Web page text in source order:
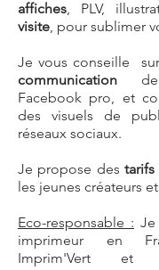
affiches, PLV,
visite, pour sublimer
Je vous conseille
communication de
Facebook pro, et
des visuels de
réseaux sociaux.
Je propose destarifs
les jeunes créateurs
Eco-responsable : Je
imprimeur en
Imprim'Vert et